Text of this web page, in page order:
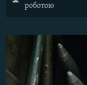
роботою